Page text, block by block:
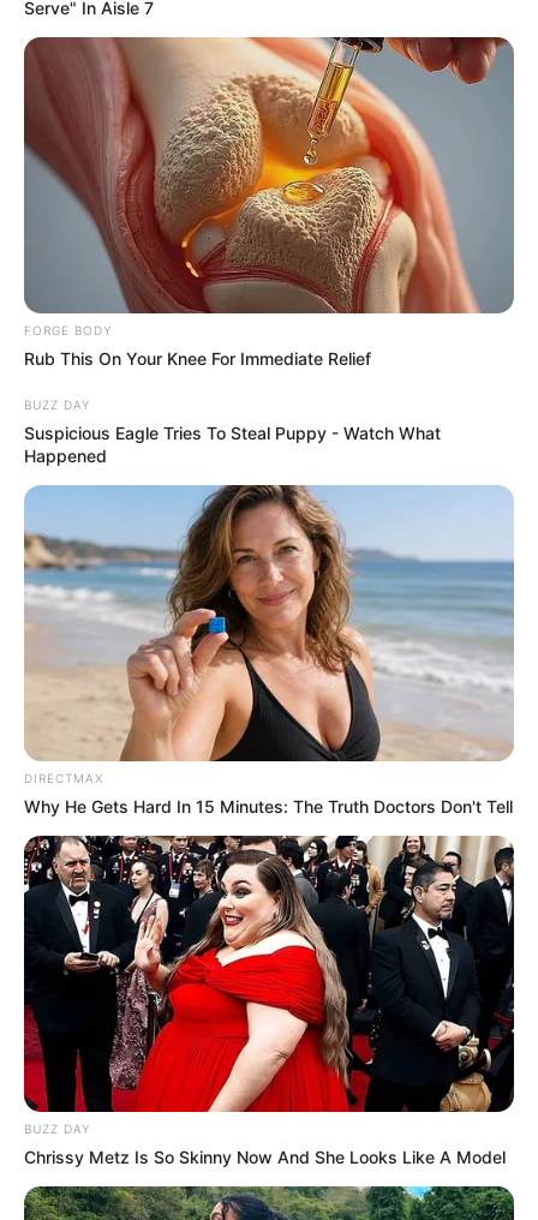
These 9 Actresses Will Make You Rethink Good And
Evil!
BRAINBERRIES
These '90s Couples Will Always Hold A Special Place
In Our Hearts
BRAINBERRIES
Think Your Crush Doesn't Notice You? Think Again
BRAINBERRIES
Serve" In Aisle 7
FORGE BODY
Rub This On Your Knee For Immediate Relief
BUZZ DAY
Suspicious Eagle Tries To Steal Puppy - Watch What
Happened
DIRECTMAX
Why He Gets Hard In 15 Minutes: The Truth Doctors Don't Tell
BUZZ DAY
Chrissy Metz Is So Skinny Now And She Looks Like A Model